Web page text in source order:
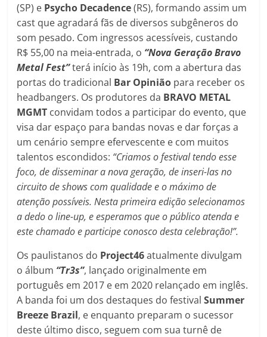
(SP) e Psycho Decadence(RS), formando assim um
cast que agradará fãs de diversos subgêneros do
som pesado. Com ingressos acessíveis, custando
R$ 55,00 na meia-entrada, o “Nova Geração Bravo
Metal Fest”terá início às 19h, com a abertura das
portas do tradicional Bar Opinião para receber os
headbangers. Os produtores da BRAVO METAL
MGMT convidam todos a participar do evento, que
visa dar espaço para bandas novas e dar forças a
um cenário sempre efervescente e com muitos
talentos escondidos: “Criamos o festival tendo esse
foco, de disseminar a nova geração, de inseri-las no
circuito de shows com qualidade e o máximo de
atenção possíveis. Nesta primeira edição selecionamos
a dedo o line-up, e esperamos que o público atenda e
este chamado e participe conosco desta celebração!”.
Os paulistanos do Project46atualmente divulgam
o álbum “Tr3s”, lançado originalmente em
português em 2017 e em 2020 relançado em inglês.
A banda foi um dos destaques do festivalSummer
Breeze Brazil, e enquanto preparam o sucessor
deste último disco, seguem com sua turnê de